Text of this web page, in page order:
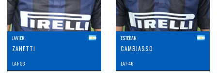
JAVIER
ZANETTI
LAT: 53
ESTEBAN
CAMBIASSO
LAT: 46